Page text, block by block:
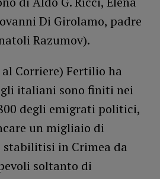
Di Girolamo, padre
Razumov).
Corriere) Fertilio ha
italiani sono finiti nei
degli emigrati politici,
un migliaio di
in Crimea da
soltanto di